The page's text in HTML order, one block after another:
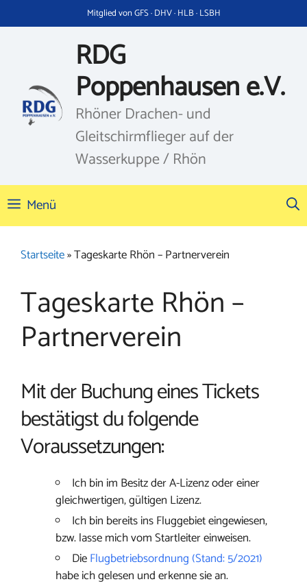
Inhalt
Mitglied von GFS · DHV · HLB · LSBH
RDG
Poppenhausen e.V.
Rhöner Drachen- und
Gleitschirmflieger auf der
Wasserkuppe / Rhön
Menü
Startseite»Tageskarte Rhön – Partnerverein
Tageskarte Rhön –
Partnerverein
Mit der Buchung eines Tickets
bestätigst du folgende
Voraussetzungen:
Ich bin im Besitz der A-Lizenz oder einer
gleichwertigen, gültigen Lizenz.
Ich bin bereits ins Fluggebiet eingewiesen,
bzw. lasse mich vom Startleiter einweisen.
DieFlugbetriebsordnung (Stand: 5/2021)
habe ich gelesen und erkenne sie an.